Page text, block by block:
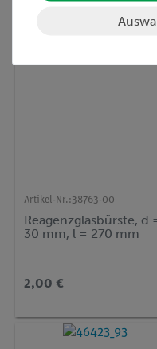
Artikel-Nr.:38763-00
Reagenzglasbürste, d
30 mm, l = 270 mm
2,00 €